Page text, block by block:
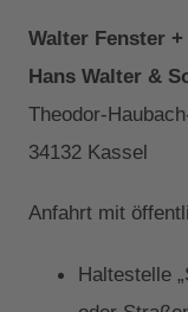
Walter Fenster
Hans Walter &
Theodor-
34132 Kassel
Anfahrt mit
Haltestelle